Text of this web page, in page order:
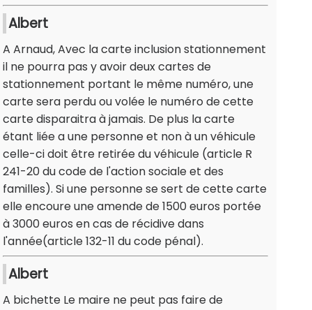
Albert
A Arnaud, Avec la carte inclusion stationnement
il ne pourra pas y avoir deux cartes de
stationnement portant le même numéro, une
carte sera perdu ou volée le numéro de cette
carte disparaitra à jamais. De plus la carte
étant liée a une personne et non à un véhicule
celle-ci doit être retirée du véhicule (article R
241-20 du code de l'action sociale et des
familles). Si une personne se sert de cette carte
elle encoure une amende de 1500 euros portée
à 3000 euros en cas de récidive dans
l'année(article 132-11 du code pénal).
Albert
A bichette Le maire ne peut pas faire de